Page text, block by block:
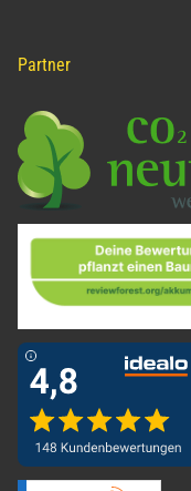
Partner